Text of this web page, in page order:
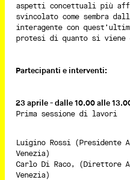
aspetti concettuali più
svincolato come sembra
interagente con
protesi di quanto si viene
Partecipanti e interventi:
23 aprile - dalle 10.00 alle
Prima sessione di lavori
Luigino Rossi (Presidente
Venezia)
Carlo Di Raco, (Direttore
Venezia)